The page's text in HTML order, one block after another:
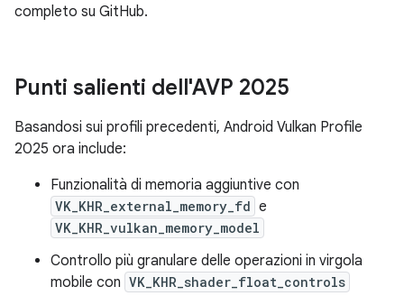
completo su GitHub.
Punti salienti dell'AVP 2025
Basandosi sui profili precedenti, Android Vulkan Profile
2025 ora include:
Funzionalità di memoria aggiuntive con
VK_KHR_external_memory_fd e
VK_KHR_vulkan_memory_model
Controllo più granulare delle operazioni in virgola
mobile con VK_KHR_shader_float_controls